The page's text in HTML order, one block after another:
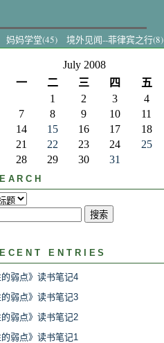
妈妈学堂(45) 境外见闻--菲律宾之行(8)
July 2008
一 二 三 四 五
1
2 3 4
7 8 9 10 11
14 15 16 17 18
21 22 23 24 25
28 29 30 31
ENTRIES
的弱点》读书笔记4
的弱点》读书笔记3
的弱点》读书笔记2
的弱点》读书笔记1